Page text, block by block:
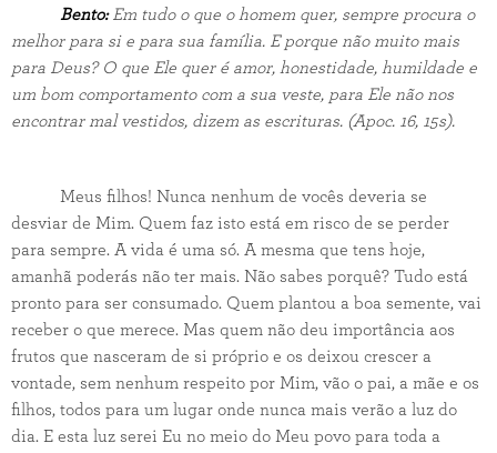
Bento:Em tudo o que o homem quer, sempre procura o
melhor para si e para sua família. E porque não muito mais
para Deus? O que Ele quer é amor, honestidade, humildade e
um bom comportamento com a sua veste, para Ele não nos
encontrar mal vestidos, dizem as escrituras. (Apoc. 16, 15s).
Meus filhos! Nunca nenhum de vocês deveria se
desviar de Mim. Quem faz isto está em risco de se perder
para sempre. A vida é uma só. A mesma que tens hoje,
amanhã poderás não ter mais. Não sabes porquê? Tudo está
pronto para ser consumado. Quem plantou a boa semente, vai
receber o que merece. Mas quem não deu importância aos
frutos que nasceram de si próprio e os deixou crescer a
vontade, sem nenhum respeito por Mim, vão o pai, a mãe e os
filhos, todos para um lugar onde nunca mais verão a luz do
dia. E esta luz serei Eu no meio do Meu povo para toda a